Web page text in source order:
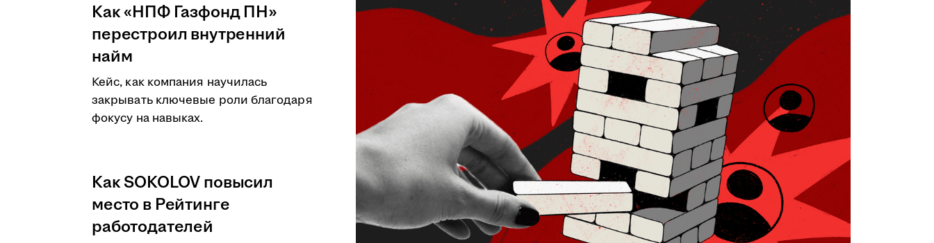
Как «НПФ Газфонд ПН»
перестроил внутренний
найм
Кейс, как компания научилась
закрывать ключевые роли благодаря
фокусу на навыках.
Как SOKOLOV повысил
место в Рейтинге
работодателей